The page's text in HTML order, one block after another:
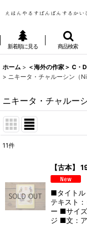
新着順に見る 商品検索
ホーム > ＜海外の作家＞ C・
> ニキータ・チャルーシン（
ニキータ・チャルー
並び順:
11件
【古本】
■タイト
テキスト
ー ■サイ
ジ ■文：